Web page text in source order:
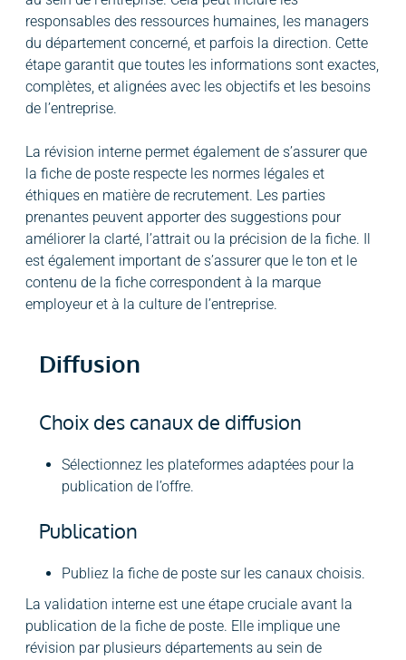
responsables des ressources humaines, les managers
du département concerné, et parfois la direction. Cette
étape garantit que toutes les informations sont exactes,
complètes, et alignées avec les objectifs et les besoins
de l’entreprise.
La révision interne permet également de s’assurer que
la fiche de poste respecte les normes légales et
éthiques en matière de recrutement. Les parties
prenantes peuvent apporter des suggestions pour
améliorer la clarté, l’attrait ou la précision de la fiche. Il
est également important de s’assurer que le ton et le
contenu de la fiche correspondent à la marque
employeur et à la culture de l’entreprise.
Diffusion
Choix des canaux de diffusion
Sélectionnez les plateformes adaptées pour la
publication de l’offre.
Publication
Publiez la fiche de poste sur les canaux choisis.
La validation interne est une étape cruciale avant la
publication de la fiche de poste. Elle implique une
révision par plusieurs départements au sein de